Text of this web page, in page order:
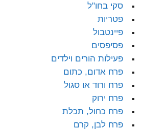
סקי בחו"ל
פטריות
פיינטבול
פסיפסים
פעילות הורים וילדים
פרח אדום, כתום
פרח ורוד או סגול
פרח ירוק
פרח כחול, תכלת
פרח לבן, קרם